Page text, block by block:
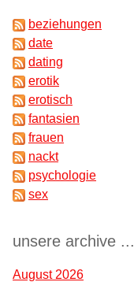
beziehungen
date
dating
erotik
erotisch
fantasien
frauen
nackt
psychologie
sex
unsere archive ...
August 2026